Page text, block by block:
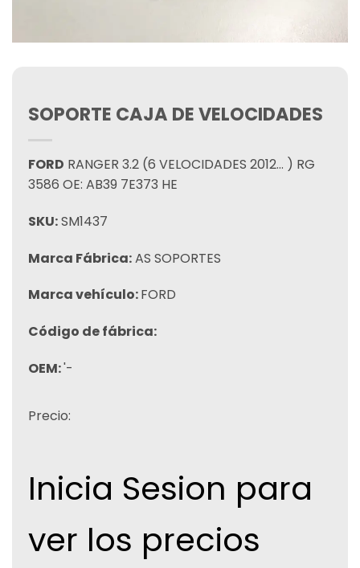
SOPORTE CAJA DE VELOCIDADES
FORD RANGER 3.2 (6 VELOCIDADES 2012… ) RG
3586 OE: AB39 7E373 HE
SKU:SM1437
Marca Fábrica:AS SOPORTES
Marca vehículo:FORD
Código de fábrica:
OEM:'-
Precio:
Inicia Sesion para
ver los precios